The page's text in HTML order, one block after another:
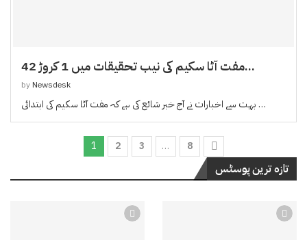
مفت آٹا سکیم کی نیب تحقیقات میں 1 کروڑ 42...
by Newsdesk
بہت سے اخبارات نے آج خبر شائع کی ہے کہ مفت آٹا سکیم کی ابتدائی …
1 2 3 … 8
تازہ ترین پوسٹس